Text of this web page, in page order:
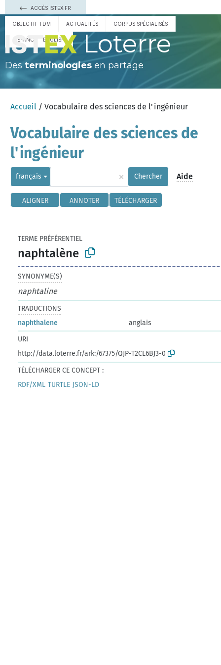
ACCÈS ISTEX.FR
OBJECTIF TDM ACTUALITÉS CORPUS SPÉCIALISÉS
ESPAÑOL ENGLISH Loterre
Des terminologies en partage
Accueil / Vocabulaire des sciences de l'ingénieur
Vocabulaire des sciences de
l'ingénieur
français × Chercher Aide
ALIGNER ANNOTER TÉLÉCHARGER
TERME PRÉFÉRENTIEL
naphtalène
SYNONYME(S)
naphtaline
TRADUCTIONS
naphthalene
anglais
URI
http://data.loterre.fr/ark:/67375/QJP-T2CL6BJ3-0
TÉLÉCHARGER CE CONCEPT :
RDF/XML TURTLE JSON-LD